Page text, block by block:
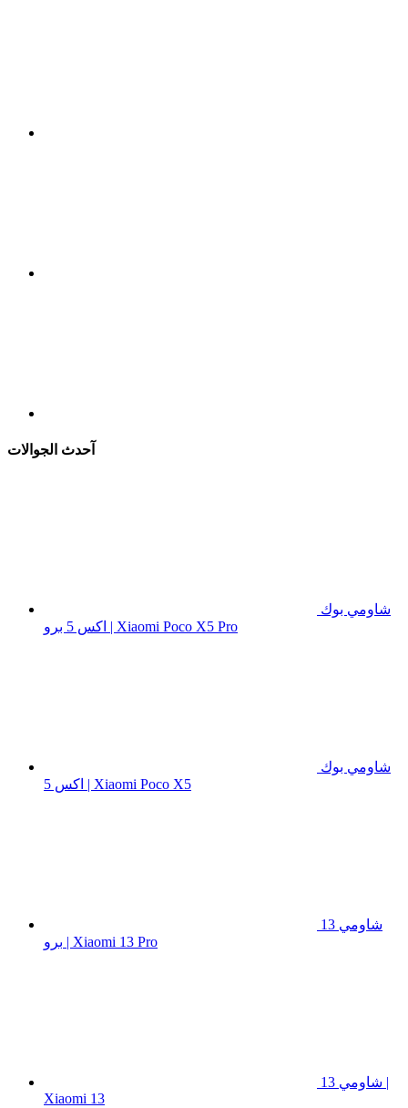
آحدث الجوالات
شاومي بوك
اكس 5 برو | Xiaomi Poco X5 Pro
شاومي بوك
اكس 5 | Xiaomi Poco X5
شاومي 13
برو | Xiaomi 13 Pro
شاومي 13 |
Xiaomi 13